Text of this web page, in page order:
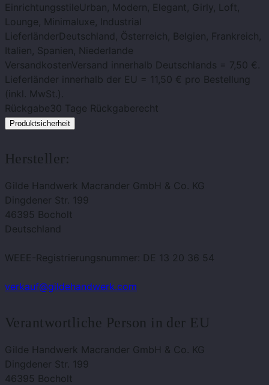
EinrichtungsstileUrban, Modern, Elegant, Girly, Loft,
Lounge, Minimaluxe, Industrial
Lieferländer Deutschland, Österreich, Belgien, Frankreich,
Italien, Spanien, Niederlande
VersandkostenVersand innerhalb Deutschlands = 7,50 €.
Lieferländer innerhalb der EU = 11,50 € pro Bestellung
(inkl. MwSt.).
Rückgabe30 Tage Rückgaberecht
Produktsicherheit
Hersteller:
Gilde Handwerk Macrander GmbH & Co. KG
Dingdener Str. 199
46395 Bocholt
Deutschland
WEEE-Registrierungsnummer: DE 13 20 36 54
verkauf@gildehandwerk.com
Verantwortliche Person in der EU
Gilde Handwerk Macrander GmbH & Co. KG
Dingdener Str. 199
46395 Bocholt